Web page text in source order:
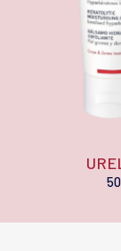
50